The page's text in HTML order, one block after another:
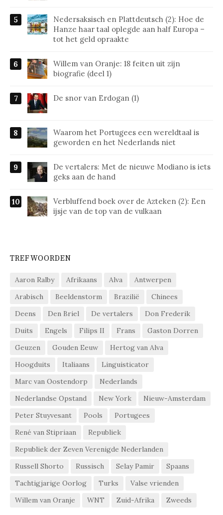
Nedersaksisch en Plattdeutsch (2): Hoe de
Hanze haar taal oplegde aan half Europa –
tot het geld opraakte
Willem van Oranje: 18 feiten uit zijn
biografie (deel 1)
De snor van Erdogan (1)
Waarom het Portugees een wereldtaal is
geworden en het Nederlands niet
De vertalers: Met de nieuwe Modiano is iets
geks aan de hand
Verbluffend boek over de Azteken (2): Een
ijsje van de top van de vulkaan
TREFWOORDEN
Aaron Ralby Afrikaans Alva
Antwerpen
Arabisch
Beeldenstorm Brazilië
Chinees
Deens
Den Briel De vertalers
Don Frederik
Duits
Engels Filips II Frans
Gaston Dorren
Geuzen
Gouden Eeuw
Hertog van Alva
Hoogduits
Italiaans
Linguisticator
Marc van Oostendorp
Nederlands
Nederlandse Opstand
New York
Nieuw-Amsterdam
Peter Stuyvesant
Pools
Portugees
René van Stipriaan
Republiek
Republiek der Zeven Verenigde Nederlanden
Russell Shorto
Russisch Selay Pamir
Spaans
Tachtigjarige Oorlog
Turks
Valse vrienden
Willem van Oranje
WNT Zuid-Afrika Zweeds